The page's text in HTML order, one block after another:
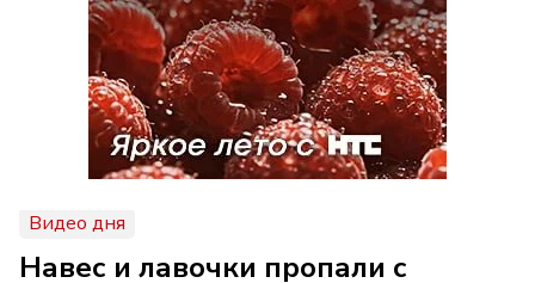
Видео дня
Навес и лавочки пропали с